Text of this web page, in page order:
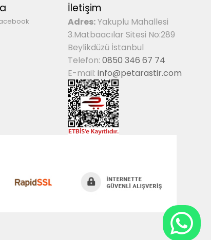
İletişim
Adres:Yakuplu Mahallesi
3.Matbaacılar Sitesi No:289
Beylikdüzü İstanbul
Telefon: 0850 346 67 74
E-mail: info@petarastir.com